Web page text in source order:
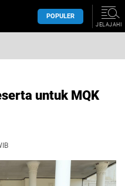
POPULER
JELAJAHI
untuk MQK